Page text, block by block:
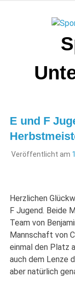
E und F
Veröffentlicht am
Herzlichen
F Jugend. Beide
Team von
Mannschaft von
einmal den Platz
auch dem Lenze
aber natürlich